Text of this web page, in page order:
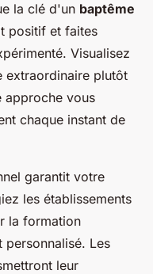
la clé d'un baptême
positif et faites
Visualisez
extraordinaire plutôt
approche vous
chaque instant de
garantit votre
les établissements
la formation
Les
leur